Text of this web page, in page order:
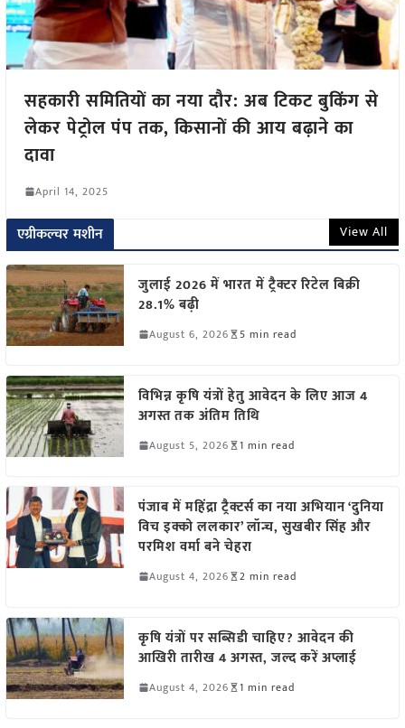
सहकारी समितियों का नया दौर: अब टिकट बुकिंग से
लेकर पेट्रोल पंप तक, किसानों की आय बढ़ाने का
दावा
April 14, 2025
एग्रीकल्चर मशीन View All
जुलाई 2026 में भारत में ट्रैक्टर रिटेल बिक्री
28.1% बढ़ी
August 6, 2026 5 min read
विभिन्न कृषि यंत्रों हेतु आवेदन के लिए आज 4
अगस्त तक अंतिम तिथि
August 5, 2026 1 min read
पंजाब में महिंद्रा ट्रैक्टर्स का नया अभियान ‘दुनिया
विच इक्को ललकार’ लॉन्च, सुखबीर सिंह और
परमिश वर्मा बने चेहरा
August 4, 2026 2 min read
कृषि यंत्रों पर सब्सिडी चाहिए? आवेदन की
आखिरी तारीख 4 अगस्त, जल्द करें अप्लाई
August 4, 2026 1 min read